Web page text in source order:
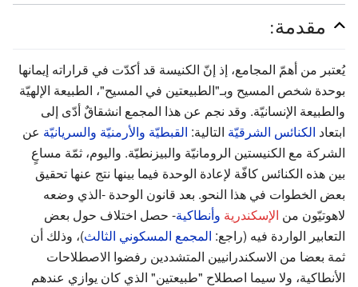
مقدمة:
يُعتبر من أهمّ المجامع، إذ إنّ الكنيسة قد أكدّت في قراراته إيمانها
بوحدة شخص المسيح وبـ"الطبيعتين في المسيح"، الطبيعة الإلهيّة
والطبيعة الإنسانيّة. وقد نجم عن هذا المجمع انشقاقٌ أدّى إلى
ابتعاد الكنائس الشرقيّة التالية: القبطيّة والأرمنيّة والسريانيّة عن
الشركة مع الكنيستين الرومانيّة والبيزنطيّة. واليوم، ثمّة مساعٍ
بين هذه الكنائس كافّة لإعادة الوحدة فيما بينها نتج عنها تحقيق
بعض الخطوات في هذا النحو. بعد قانون الوحدة -الذي وضعه
لاهوتيّون من الإسكندرية وأنطاكية- حصل اختلاف حول بعض
التعابير الواردة فيه (راجع: المجمع المسكوني الثالث)، وذلك أن
ثمة بعضا من الاسكندرانيين المتشددين رفضوا الاصطلاحات
الأنطاكية، ولا سيما اصطلاح "طبيعتين" الذي كان يوازي عندهم